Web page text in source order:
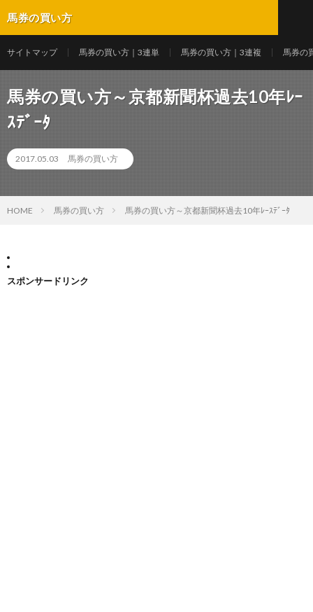
馬券の買い方
サイトマップ 馬券の買い方｜3連単 馬券の買い方｜3連複 馬券の
馬券の買い方～京都新聞杯過去10年ﾚｰ
ｽﾃﾞｰﾀ
2017.05.03 馬券の買い方
HOME 馬券の買い方 馬券の買い方～京都新聞杯過去10年ﾚｰｽﾃﾞｰﾀ
スポンサードリンク